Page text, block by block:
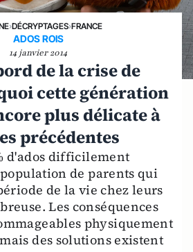
›DÉCRYPTAGES›FRANCE
ADOS ROIS
14 janvier 2014
de la crise de
cette génération
plus délicate à
précédentes
d'ados difficilement
de parents qui
de la vie chez leurs
Les conséquences
physiquement
des solutions existent